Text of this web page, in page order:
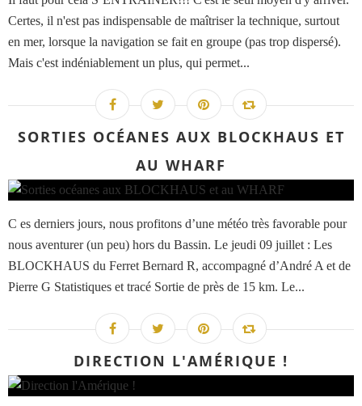
Certes, il n'est pas indispensable de maîtriser la technique, surtout
en mer, lorsque la navigation se fait en groupe (pas trop dispersé).
Mais c'est indéniablement un plus, qui permet...
SORTIES OCÉANES AUX BLOCKHAUS ET
AU WHARF
C es derniers jours, nous profitons d’une météo très favorable pour
nous aventurer (un peu) hors du Bassin. Le jeudi 09 juillet : Les
BLOCKHAUS du Ferret Bernard R, accompagné d’André A et de
Pierre G Statistiques et tracé Sortie de près de 15 km. Le...
DIRECTION L'AMÉRIQUE !